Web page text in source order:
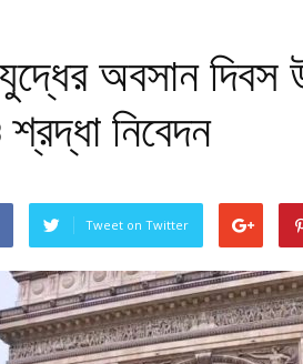
অবসান দিবস
নিবেদন
Tweet on Twitter